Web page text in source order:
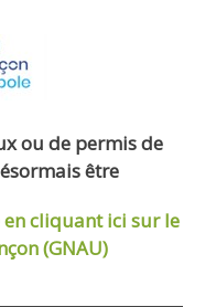
ou de permis de
être
en cliquant ici sur le
(GNAU)